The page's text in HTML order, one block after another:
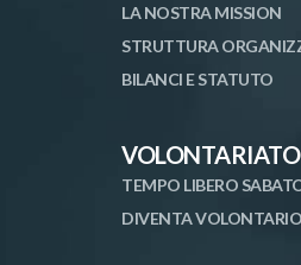
LA NOSTRA MISSION
STRUTTURA
BILANCI E STATUTO
VOLONTARIATO
TEMPO LIBERO
DIVENTA VOLONTARIO